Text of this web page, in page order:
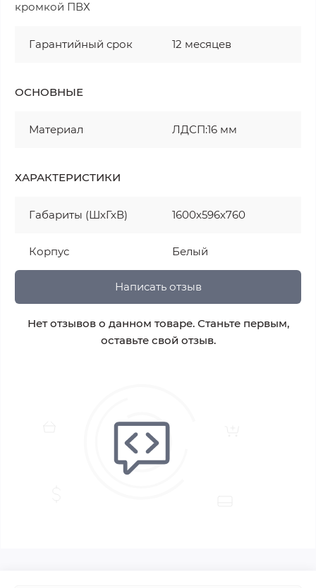
кромкой ПВХ
Гарантийный срок 12 месяцев
ОСНОВНЫЕ
Материал ЛДСП:16 мм
ХАРАКТЕРИСТИКИ
Габариты (ШхГхВ) 1600х596х760
Корпус Белый
Написать отзыв
Нет отзывов о данном товаре. Станьте первым,
оставьте свой отзыв.